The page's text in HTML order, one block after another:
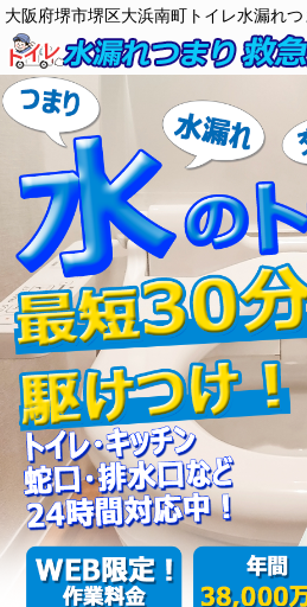
大阪府堺市堺区大浜南町トイレ水漏れ